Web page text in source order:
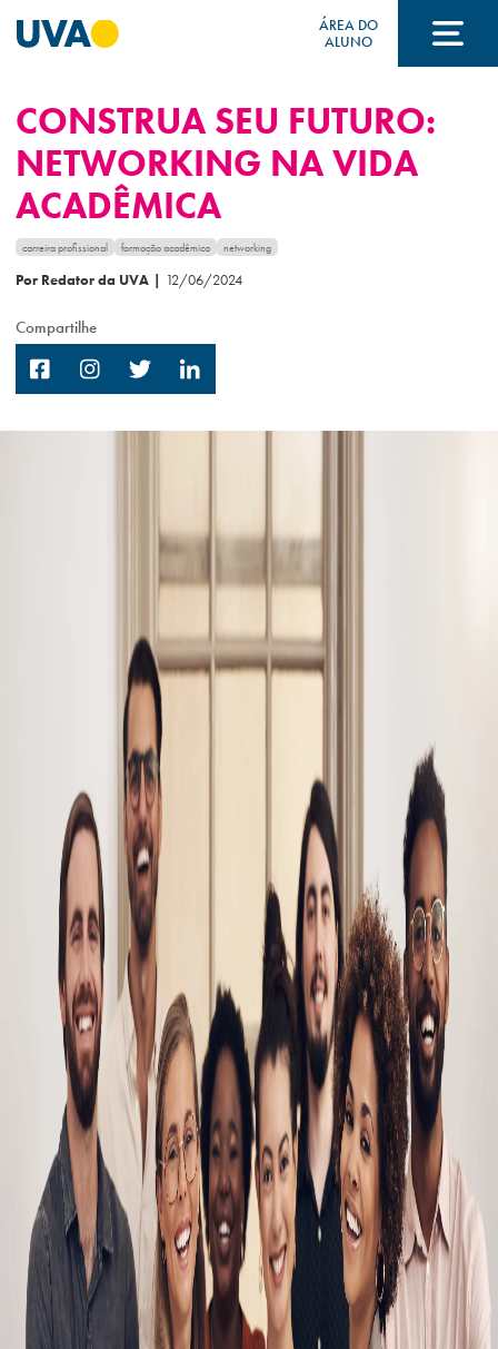
ÁREA DO
ALUNO
A UVA
CURSOS
FORMAS DE INGRESSO
FINANCIAMENTO E BOLSAS
Atendimento (21) 2574 8888
Conclua sua Matrícula
INSCREVA-SE
ÁREA DO ALUNO LOGIN
CONSTRUA SEU FUTURO:
NETWORKING NA VIDA
ACADÊMICA
carreira profissional formação acadêmica networking
Por Redator da UVA | 12/06/2024
Compartilhe